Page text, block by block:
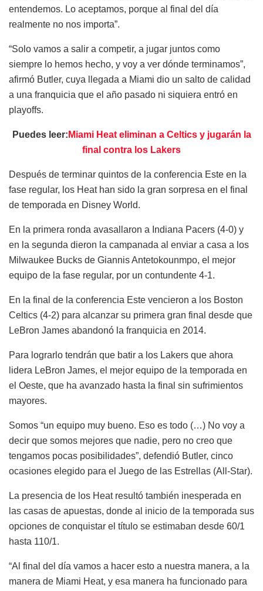
entendemos. Lo aceptamos, porque al final del día
realmente no nos importa”.
“Solo vamos a salir a competir, a jugar juntos como
siempre lo hemos hecho, y voy a ver dónde terminamos”,
afirmó Butler, cuya llegada a Miami dio un salto de calidad
a una franquicia que el año pasado ni siquiera entró en
playoffs.
Puedes leer: Miami Heat eliminan a Celtics y jugarán la
final contra los Lakers
Después de terminar quintos de la conferencia Este en la
fase regular, los Heat han sido la gran sorpresa en el final
de temporada en Disney World.
En la primera ronda avasallaron a Indiana Pacers (4-0) y
en la segunda dieron la campanada al enviar a casa a los
Milwaukee Bucks de Giannis Antetokounmpo, el mejor
equipo de la fase regular, por un contundente 4-1.
En la final de la conferencia Este vencieron a los Boston
Celtics (4-2) para alcanzar su primera gran final desde que
LeBron James abandonó la franquicia en 2014.
Para lograrlo tendrán que batir a los Lakers que ahora
lidera LeBron James, el mejor equipo de la temporada en
el Oeste, que ha avanzado hasta la final sin sufrimientos
mayores.
Somos “un equipo muy bueno. Eso es todo (…) No voy a
decir que somos mejores que nadie, pero no creo que
tengamos pocas posibilidades”, defendió Butler, cinco
ocasiones elegido para el Juego de las Estrellas (All-Star).
La presencia de los Heat resultó también inesperada en
las casas de apuestas, donde al inicio de la temporada sus
opciones de conquistar el título se estimaban desde 60/1
hasta 110/1.
“Al final del día vamos a hacer esto a nuestra manera, a la
manera de Miami Heat, y esa manera ha funcionado para